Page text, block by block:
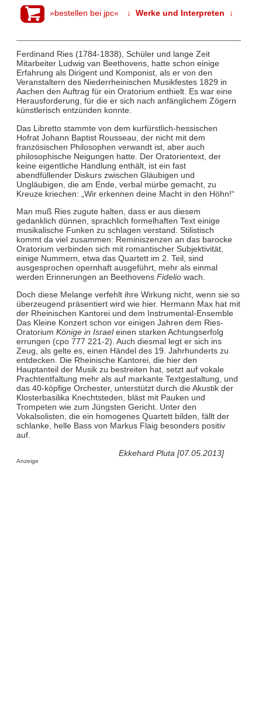
»bestellen bei jpc« ↓ Werke und Interpreten ↓
Ferdinand Ries (1784-1838), Schüler und lange Zeit
Mitarbeiter Ludwig van Beethovens, hatte schon einige
Erfahrung als Dirigent und Komponist, als er von den
Veranstaltern des Niederrheinischen Musikfestes 1829 in
Aachen den Auftrag für ein Oratorium enthielt. Es war eine
Herausforderung, für die er sich nach anfänglichem Zögern
künstlerisch entzünden konnte.
Das Libretto stammte von dem kurfürstlich-hessischen
Hofrat Johann Baptist Rousseau, der nicht mit dem
französischen Philosophen verwandt ist, aber auch
philosophische Neigungen hatte. Der Oratorientext, der
keine eigentliche Handlung enthält, ist ein fast
abendfüllender Diskurs zwischen Gläubigen und
Ungläubigen, die am Ende, verbal mürbe gemacht, zu
Kreuze kriechen: „Wir erkennen deine Macht in den Höhn!“
Man muß Ries zugute halten, dass er aus diesem
gedanklich dünnen, sprachlich formelhaften Text einige
musikalische Funken zu schlagen verstand. Stilistisch
kommt da viel zusammen: Reminiszenzen an das barocke
Oratorium verbinden sich mit romantischer Subjektivität,
einige Nummern, etwa das Quartett im 2. Teil, sind
ausgesprochen opernhaft ausgeführt, mehr als einmal
werden Erinnerungen an Beethovens Fideliowach.
Doch diese Melange verfehlt ihre Wirkung nicht, wenn sie so
überzeugend präsentiert wird wie hier. Hermann Max hat mit
der Rheinischen Kantorei und dem Instrumental-Ensemble
Das Kleine Konzert schon vor einigen Jahren dem Ries-
Oratorium Könige in Israeleinen starken Achtungserfolg
errungen (cpo 777 221-2). Auch diesmal legt er sich ins
Zeug, als gelte es, einen Händel des 19. Jahrhunderts zu
entdecken. Die Rheinische Kantorei, die hier den
Hauptanteil der Musik zu bestreiten hat, setzt auf vokale
Prachtentfaltung mehr als auf markante Textgestaltung, und
das 40-köpfige Orchester, unterstützt durch die Akustik der
Klosterbasilika Knechtsteden, bläst mit Pauken und
Trompeten wie zum Jüngsten Gericht. Unter den
Vokalsolisten, die ein homogenes Quartett bilden, fällt der
schlanke, helle Bass von Markus Flaig besonders positiv
auf.
Ekkehard Pluta [07.05.2013]
Anzeige